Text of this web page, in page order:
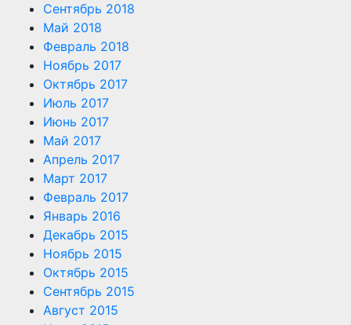
Сентябрь 2018
Май 2018
Февраль 2018
Ноябрь 2017
Октябрь 2017
Июль 2017
Июнь 2017
Май 2017
Апрель 2017
Март 2017
Февраль 2017
Январь 2016
Декабрь 2015
Ноябрь 2015
Октябрь 2015
Сентябрь 2015
Август 2015